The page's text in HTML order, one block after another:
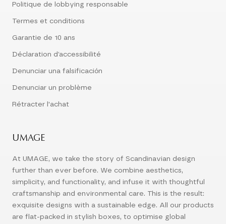
Politique de lobbying responsable
Termes et conditions
Garantie de 10 ans
Déclaration d’accessibilité
Denunciar una falsificación
Denunciar un problème
Rétracter l'achat
UMAGE
At UMAGE, we take the story of Scandinavian design
further than ever before. We combine aesthetics,
simplicity, and functionality, and infuse it with thoughtful
craftsmanship and environmental care. This is the result:
exquisite designs with a sustainable edge. All our products
are flat-packed in stylish boxes, to optimise global